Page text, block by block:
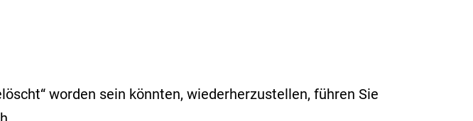
worden sein könnten, wiederherzustellen, führen Sie